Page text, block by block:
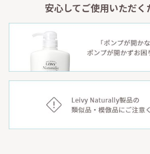
安心してご使用いただく